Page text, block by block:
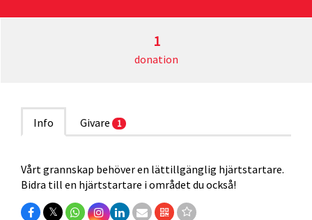
1
donation
Info Givare 1
Vårt grannskap behöver en lättillgänglig hjärtstartare.
Bidra till en hjärtstartare i området du också!
𝕏